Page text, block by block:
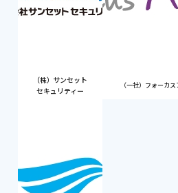
（株）サンセット
セキュリティー
（一社）フォーカ